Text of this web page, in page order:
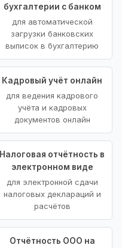
бухгалтерии с банком
для автоматической
загрузки банковских
выписок в бухгалтерию
Кадровый учёт онлайн
для ведения кадрового
учёта и кадровых
документов онлайн
Налоговая отчётность в
электронном виде
для электронной сдачи
налоговых деклараций и
расчётов
Отчётность ООО на